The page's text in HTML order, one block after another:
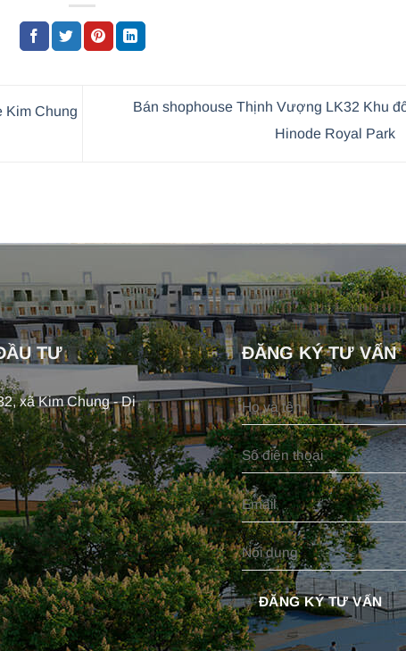
Kim Chung
Bán shophouse Thịnh Vượng LK32 Khu
Hinode Royal Park
TƯ
xã Kim Chung - Di
ĐĂNG KÝ TƯ VẤN